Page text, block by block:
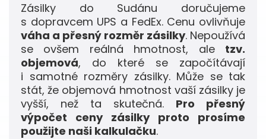
Zásilky do Sudánu doručujeme
s dopravcem UPS a FedEx. Cenu ovlivňuje
váha a přesný rozměr zásilky. Nepoužívá
se ovšem reálná hmotnost, ale tzv.
objemová, do které se započítávají
i samotné rozměry zásilky. Může se tak
stát, že objemová hmotnost vaší zásilky je
vyšší, než ta skutečná. Pro přesný
výpočet ceny zásilky proto prosíme
použijte naši kalkulačku.